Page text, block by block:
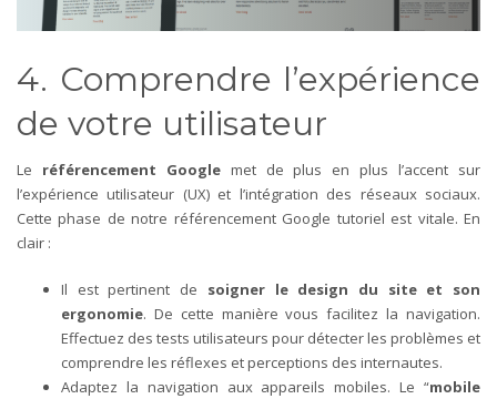
4. Comprendre l’expérience
de votre utilisateur
Le référencement Googlemet de plus en plus l’accent sur
l’expérience utilisateur (UX) et l’intégration des réseaux sociaux.
Cette phase de notre référencement Google tutoriel est vitale. En
clair :
Il est pertinent de soigner le design du site et son
ergonomie. De cette manière vous facilitez la navigation.
Effectuez des tests utilisateurs pour détecter les problèmes et
comprendre les réflexes et perceptions des internautes.
Adaptez la navigation aux appareils mobiles. Le “mobile